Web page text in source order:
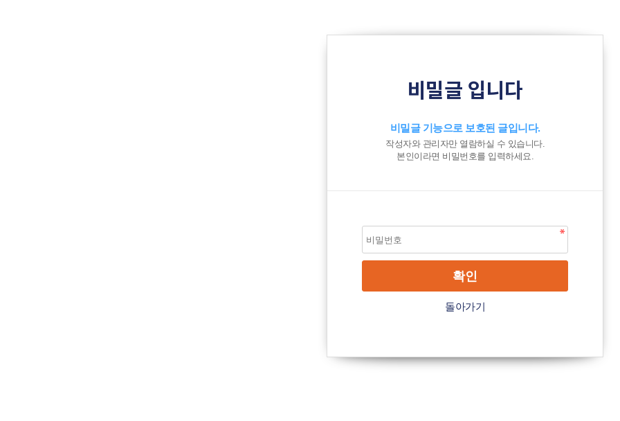
비밀글 입니다
비밀글 기능으로 보호된 글입니다.
작성자와 관리자만 열람하실 수 있습니다.
본인이라면 비밀번호를 입력하세요.
돌아가기